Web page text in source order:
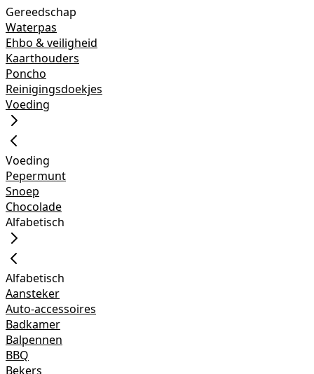
Gereedschap
Waterpas
Ehbo & veiligheid
Kaarthouders
Poncho
Reinigingsdoekjes
Voeding
Voeding
Pepermunt
Snoep
Chocolade
Alfabetisch
Alfabetisch
Aansteker
Auto-accessoires
Badkamer
Balpennen
BBQ
Bekers